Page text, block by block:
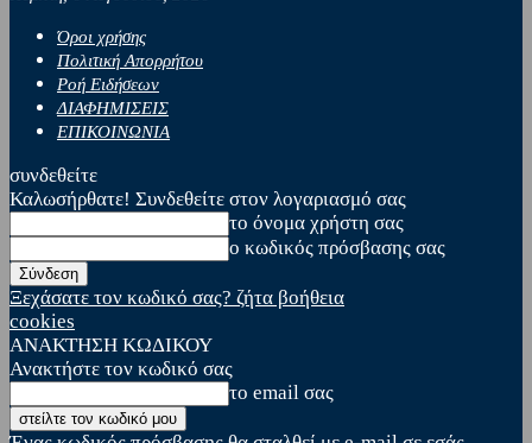
Όροι χρήσης
Πολιτική Απορρήτου
Ροή Ειδήσεων
ΔΙΑΦΗΜΙΣΕΙΣ
ΕΠΙΚΟΙΝΩΝΙΑ
συνδεθείτε
Καλωσήρθατε! Συνδεθείτε στον λογαριασμό σας
το όνομα χρήστη σας
ο κωδικός πρόσβασης σας
Ξεχάσατε τον κωδικό σας? ζήτα βοήθεια
cookies
ΑΝΑΚΤΗΣΗ ΚΩΔΙΚΟΥ
Ανακτήστε τον κωδικό σας
το email σας